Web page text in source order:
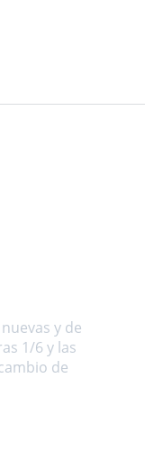
y de
1/6 y las
de